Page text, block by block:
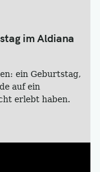
im Aldiana
ein Geburtstag,
auf ein
erlebt haben.